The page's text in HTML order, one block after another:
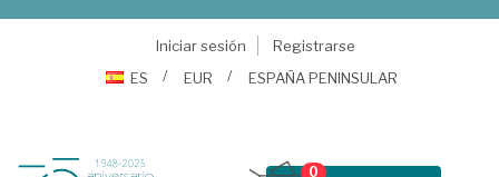
Iniciar sesión
Registrarse
ES
EUR ESPAÑA PENINSULAR
0